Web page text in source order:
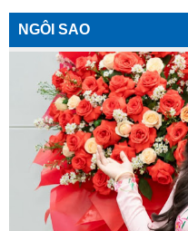
NGÔI SAO